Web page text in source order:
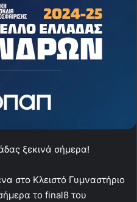
ξεκινά σήμερα!
στο Κλειστό Γυμναστήριο
το final8 του